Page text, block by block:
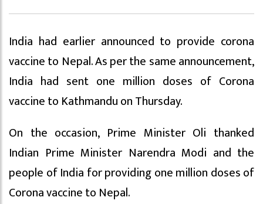
India had earlier announced to provide corona
vaccine to Nepal. As per the same announcement,
India had sent one million doses of Corona
vaccine to Kathmandu on Thursday.
On the occasion, Prime Minister Oli thanked
Indian Prime Minister Narendra Modi and the
people of India for providing one million doses of
Corona vaccine to Nepal.